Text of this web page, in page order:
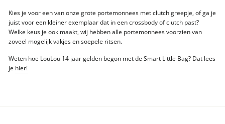
Kies je voor een van onze grote portemonnees met clutch greepje, of ga je
juist voor een kleiner exemplaar dat in een crossbody of clutch past?
Welke keus je ook maakt, wij hebben alle portemonnees voorzien van
zoveel mogelijk vakjes en soepele ritsen.
Weten hoe LouLou 14 jaar gelden begon met de Smart Little Bag? Dat lees
je hier!